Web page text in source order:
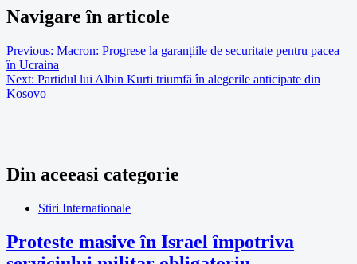
Navigare în articole
Previous: Macron: Progrese la garanțiile de securitate pentru pacea
în Ucraina
Next: Partidul lui Albin Kurti triumfă în alegerile anticipate din
Kosovo
Din aceeasi categorie
Stiri Internationale
Proteste masive în Israel împotriva